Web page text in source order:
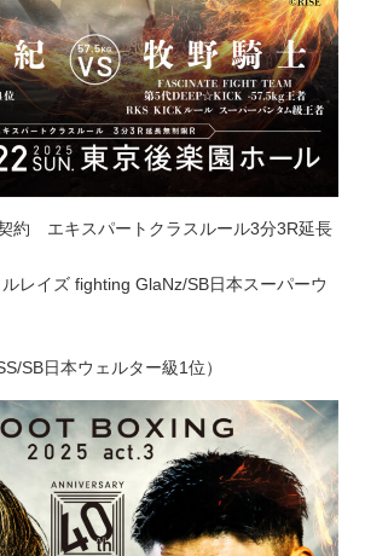
エキスパートクラスルール3分3R延長
レイズ fighting GlaNz/SB日本スーパーウ
SB日本ウェルター級1位）